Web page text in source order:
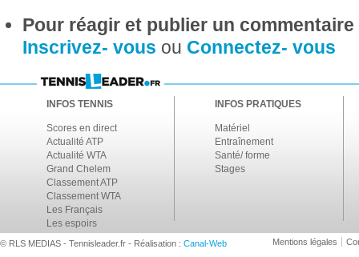
Pour réagir et publier un
Inscrivez- vous ou Connectez- vous
INFOS TENNIS
Scores en direct
Actualité ATP
Actualité WTA
Grand Chelem
Classement ATP
Classement WTA
Les Français
Les espoirs
INFOS PRATIQUES
Matériel
Entraînement
Santé/ forme
Stages
© RLS MEDIAS - Tennisleader.fr - Réalisation : Canal-Web Mentions légales